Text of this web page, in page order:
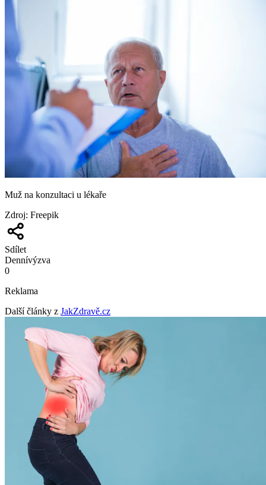
Muž na konzultaci u lékaře
Zdroj: Freepik
Sdílet
Dennívýzva
0
Reklama
Další články z JakZdravě.cz